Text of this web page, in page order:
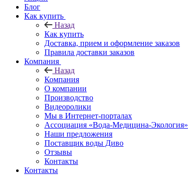
Блог
Как купить
Назад
Как купить
Доставка, прием и оформление заказов
Правила доставки заказов
Компания
Назад
Компания
О компании
Производство
Видеоролики
Мы в Интернет-порталах
Ассоциация «Вода-Медицина-Экология»
Наши предложения
Поставщик воды Диво
Отзывы
Контакты
Контакты